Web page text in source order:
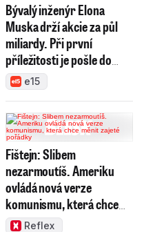
Bývalý inženýr Elona
Muska drží akcie za půl
miliardy. Při první
příležitosti je pošle do
světae15
Fištejn: Slibem
nezarmoutíš. Ameriku
ovládá nová verze
komunismu, která chce
měnit zajeté pořádky
Reflex